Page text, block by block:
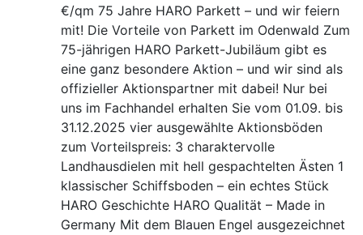
€/qm 75 Jahre HARO Parkett – und wir feiern
mit! Die Vorteile von Parkett im Odenwald Zum
75-jährigen HARO Parkett-Jubiläum gibt es
eine ganz besondere Aktion – und wir sind als
offizieller Aktionspartner mit dabei! Nur bei
uns im Fachhandel erhalten Sie vom 01.09. bis
31.12.2025 vier ausgewählte Aktionsböden
zum Vorteilspreis: 3 charaktervolle
Landhausdielen mit hell gespachtelten Ästen 1
klassischer Schiffsboden – ein echtes Stück
HARO Geschichte HARO Qualität – Made in
Germany Mit dem Blauen Engel ausgezeichnet